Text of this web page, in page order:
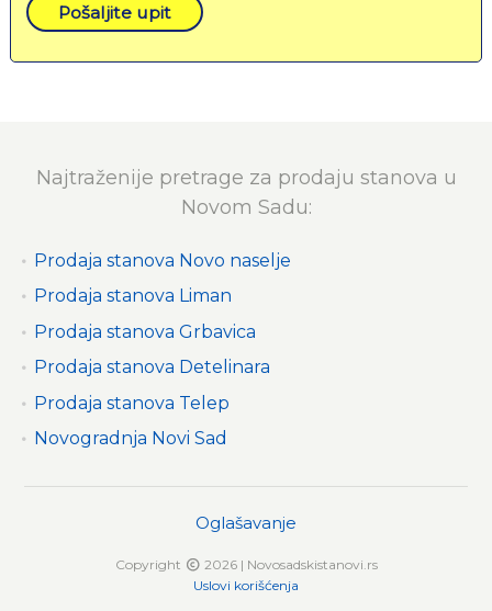
Pošaljite upit
Najtraženije pretrage za prodaju stanova u
Novom Sadu:
Prodaja stanova Novo naselje
Prodaja stanova Liman
Prodaja stanova Grbavica
Prodaja stanova Detelinara
Prodaja stanova Telep
Novogradnja Novi Sad
Oglašavanje
Copyright
2026 | Novosadskistanovi.rs
Uslovi korišćenja